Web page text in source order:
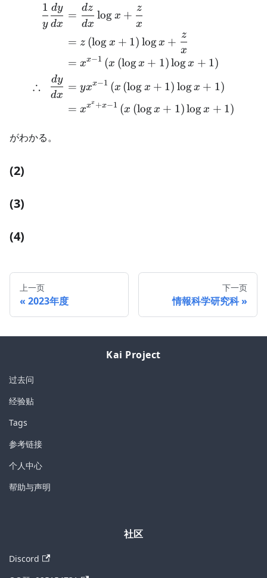
y
1
dx
dy
∴ dx
dy
=
dx
dz
log x +
x
z
= z (log x + 1) logx +
x
z
= xx−1 (x (logx + 1)logx + 1)
= yxx−1 (x (log x + 1) logx + 1)
= xxx +x−1 (x (logx + 1)logx + 1)
がわかる。
(2)
(3)
(4)
上一页
2023年度
下一页
情報科学研究科
Kai Project
过去问
经验贴
Tags
参考链接
个人中心
帮助与声明
社区
Discord